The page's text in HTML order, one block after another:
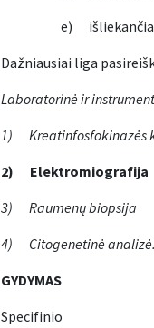
e) išliekančia
Dažniausiai liga
Laboratorinė ir
1) Kreatinfosfokinazės
2) Elektromiografija
3) Raumenų biopsija
4) Citogenetinė analizė.
GYDYMAS
Specifinio